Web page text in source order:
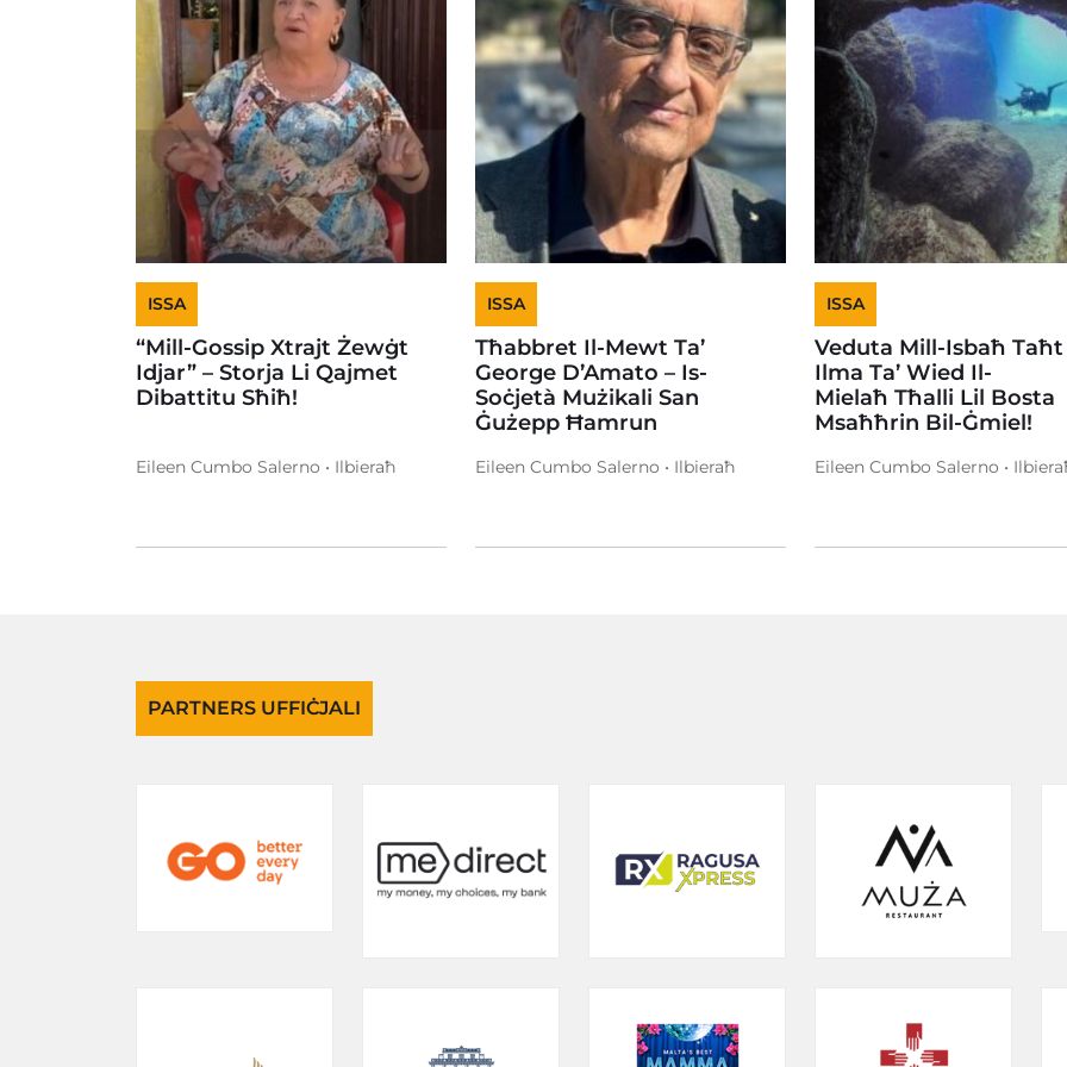
ISSA
“Mill-Gossip Xtrajt Żewġt
Idjar” – Storja Li Qajmet
Dibattitu Sħiħ!
Eileen Cumbo Salerno • Ilbieraħ
ISSA
Tħabbret Il-Mewt Ta’
George D’Amato – Is-
Soċjetà Mużikali San
Ġużepp Ħamrun
Eileen Cumbo Salerno • Ilbieraħ
ISSA
Veduta Mill-Isbaħ Taħt
Ilma Ta’ Wied Il-
Mielaħ Tħalli Lil Bosta
Msaħħrin Bil-Ġmiel!
Eileen Cumbo Salerno •
PARTNERS UFFIĊJALI